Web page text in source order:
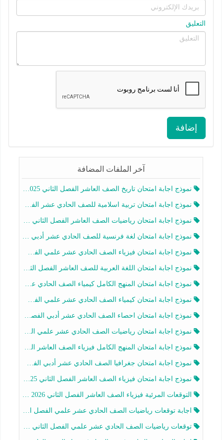
التعليق
إضافة
آخر الملفات المضافة
نموذج اجابة امتحان تاريخ الصف العاشر الفصل الثاني 2025-2026
نموذج اجابة امتحان تربية اسلامية للصف الحادي عشر الفصل الثاني 2025-2026
نموذج اجابة امتحان رياضيات الصف العاشر الفصل الثاني 2025-2026
نموذج اجابة امتحان لغة فرنسية للصف الحادي عشر أدبي الفصل الثاني 2025-2026
نموذج اجابة امتحان فيزياء الصف الحادي عشر علمي الفصل الثاني 2025-2026
نموذج اجابة امتحان اللغة العربية للصف العاشر الفصل الثاني 2025-2026
نموذج اجابة امتحان المنهج الكامل كيمياء الصف الحادي عشر علمي الفصل الثاني 2025-2026
نموذج اجابة امتحان كيمياء الصف الحادي عشر علمي الفصل الثاني 2025-2026
نموذج اجابة امتحان احصاء الصف الحادي عشر أدبي الفصل الثاني 2025-2026
نموذج اجابة امتحان رياضيات الصف الحادي عشر علمي الفصل الثاني 2025-2026
نموذج اجابة امتحان المنهج الكامل فيزياء الصف العاشر الفصل الثاني 2025-2026
نموذج اجابة امتحان جغرافيا الصف الحادي عشر أدبي الفصل الثاني 2025-2026
نموذج اجابة امتحان فيزياء الصف العاشر الفصل الثاني 2025-2026
التوقعات المرئية فيزياء الصف العاشر الفصل الثاني 2026 أ هيثم الليثي
اجابة توقعات رياضيات الصف الحادي عشر علمي الفصل الثاني 2025-2026 أ عمرو فايز
توقعات رياضيات الصف الحادي عشر علمي الفصل الثاني 2025-2026 أ عمرو فايز